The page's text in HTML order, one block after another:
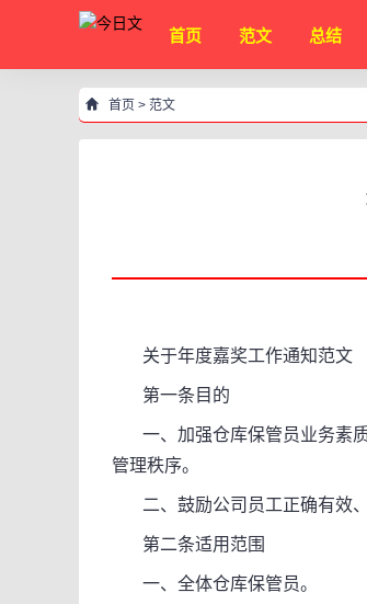
首页 范文 总结
首页 > 范文
关于年度嘉奖工作通知范文
第一条目的
一、加强仓库保管员业务素质
管理秩序。
二、鼓励公司员工正确有效、
第二条适用范围
一、全体仓库保管员。